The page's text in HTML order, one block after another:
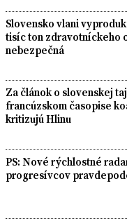
Slovensko vlani
tisíc ton zdravotníckeho
nebezpečná
Za článok o slovenskej
francúzskom časopise
kritizujú Hlinu
PS: Nové rýchlostné
progresívcov